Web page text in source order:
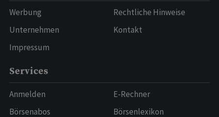
Werbung
Unternehmen
Impressum
Rechtliche Hinweise
Kontakt
Services
Anmelden
Börsenabos
E-Rechner
Börsenlexikon